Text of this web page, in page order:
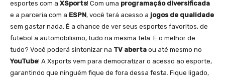
esportes com a XSports! Com uma programação diversificada
e a parceria com a ESPN, você terá acesso a jogos de qualidade
sem gastar nada. É a chance de ver seus esportes favoritos, de
futebol a automobilismo, tudo na mesma tela. E o melhor de
tudo? Você poderá sintonizar na TV aberta ou até mesmo no
YouTube! A Xsports vem para democratizar o acesso ao esporte,
garantindo que ninguém fique de fora dessa festa. Fique ligado,